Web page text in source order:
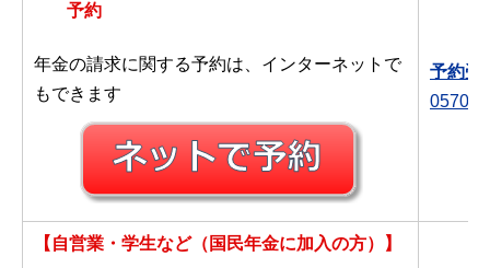
予約
年金の請求に関する予約は、インターネットで
もできます
予約受
0570-
【自営業・学生など（国民年金に加入の方）】